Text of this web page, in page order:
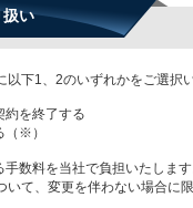
扱い
以下1、2のいずれかをご選択
約を終了する
（※）
数料を当社で負担いたしま
いて、変更を伴わない場合に